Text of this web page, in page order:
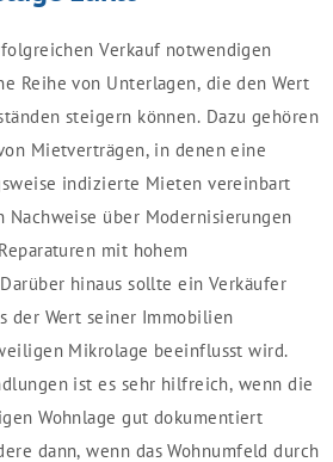
Verkauf notwendigen
Reihe von Unterlagen, die den Wert
steigern können. Dazu gehören
Mietverträgen, in denen eine
indizierte Mieten vereinbart
Nachweise über Modernisierungen
mit hohem
hinaus sollte ein Verkäufer
der Wert seiner Immobilien
Mikrolage beeinflusst wird.
ist es sehr hilfreich, wenn die
Wohnlage gut dokumentiert
dann, wenn das Wohnumfeld durch